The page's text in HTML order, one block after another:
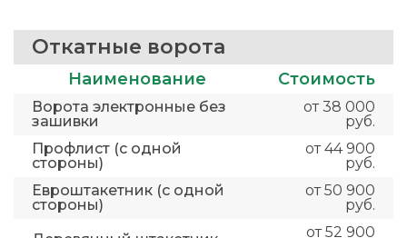
Откатные ворота
Наименование Стоимость
Ворота электронные без
зашивки
от 38 000
руб.
Профлист (с одной
стороны)
от 44 900
руб.
Евроштакетник (с одной
стороны)
от 50 900
руб.
от 52 900